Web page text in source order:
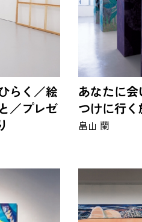
らく／絵
／プレゼ
あなたに
つけに行く
畠山 蘭